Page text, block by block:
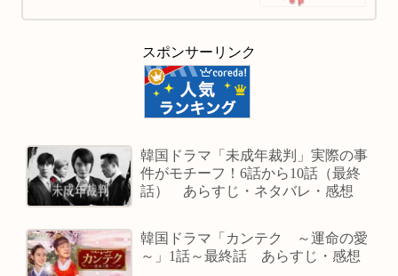
スポンサーリンク
韓国ドラマ「未成年裁判」実際の事
件がモチーフ！6話から10話（最終
話） あらすじ・ネタバレ・感想
韓国ドラマ「カンテク ～運命の愛
～」1話～最終話 あらすじ・感想